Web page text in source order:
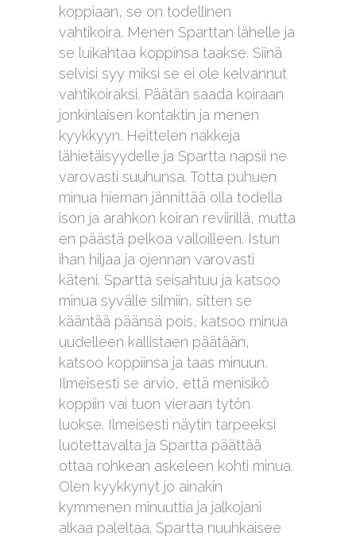
koppiaan, se on todellinen
vahtikoira. Menen Sparttan lähelle ja
se luikahtaa koppinsa taakse. Siinä
selvisi syy miksi se ei ole kelvannut
vahtikoiraksi. Päätän saada koiraan
jonkinlaisen kontaktin ja menen
kyykkyyn. Heittelen nakkeja
lähietäisyydelle ja Spartta napsii ne
varovasti suuhunsa. Totta puhuen
minua hieman jännittää olla todella
ison ja arahkon koiran reviirillä, mutta
en päästä pelkoa valloilleen. Istun
ihan hiljaa ja ojennan varovasti
käteni. Spartta seisahtuu ja katsoo
minua syvälle silmiin, sitten se
kääntää päänsä pois, katsoo minua
uudelleen kallistaen päätään,
katsoo koppiinsa ja taas minuun.
Ilmeisesti se arvio, että menisikö
koppiin vai tuon vieraan tytön
luokse. Ilmeisesti näytin tarpeeksi
luotettavalta ja Spartta päättää
ottaa rohkean askeleen kohti minua.
Olen kyykkynyt jo ainakin
kymmenen minuuttia ja jalkojani
alkaa paleltaa. Spartta nuuhkaisee